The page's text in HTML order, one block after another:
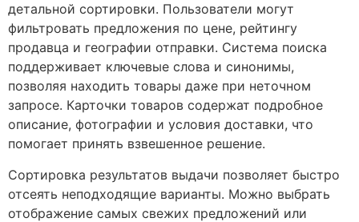
детальной сортировки. Пользователи могут
фильтровать предложения по цене, рейтингу
продавца и географии отправки. Система поиска
поддерживает ключевые слова и синонимы,
позволяя находить товары даже при неточном
запросе. Карточки товаров содержат подробное
описание, фотографии и условия доставки, что
помогает принять взвешенное решение.
Сортировка результатов выдачи позволяет быстро
отсеять неподходящие варианты. Можно выбрать
отображение самых свежих предложений или